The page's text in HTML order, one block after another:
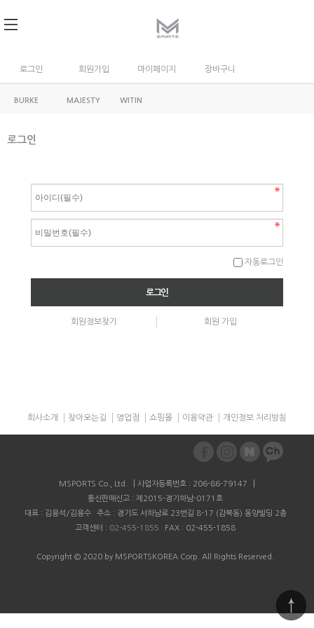
로그인 회원가입 마이페이지 장바구니
BURKE MAJESTY WITIN
로그인
자동로그인
회원정보찾기 회원 가입
회사소개 찾아오는길 영업점 쇼핑몰 이용약관 개인정보 처리방침
MSPORTS Co., Ltd. 사업자등록번호 : 206-86-79147
통신판매신고 : 제2015-경기하남-0171호
대표 : 김용석/김용수
주소 : 경기도 서하남로 23번길 8-17 (감북동) 동양빌딩 2층
고객센터 : 02-455-1855 FAX : 02-455-1858
Copyright © 2020 by MSPORTSKOREA Corp. All Rights Reserved .